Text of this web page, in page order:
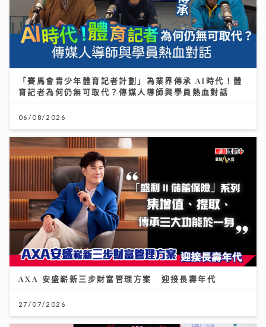
「賽馬會青少年體育記者計劃」為業界傳承 AI時代！體
育記者為何仍無可取代？傳媒人導師與學員熱血對話
06/08/2026
AXA 安盛嶄新三步財富管理方案 迎接長壽年代
27/07/2026